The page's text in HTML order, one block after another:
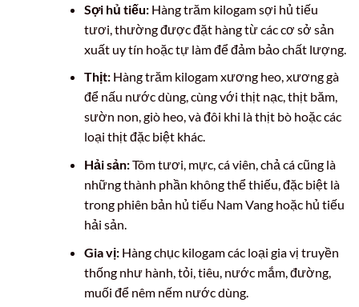
Sợi hủ tiếu:Hàng trăm kilogam sợi hủ tiếu
tươi, thường được đặt hàng từ các cơ sở sản
xuất uy tín hoặc tự làm để đảm bảo chất lượng.
Thịt:Hàng trăm kilogam xương heo, xương gà
để nấu nước dùng, cùng với thịt nạc, thịt băm,
sườn non, giò heo, và đôi khi là thịt bò hoặc các
loại thịt đặc biệt khác.
Hải sản:Tôm tươi, mực, cá viên, chả cá cũng là
những thành phần không thể thiếu, đặc biệt là
trong phiên bản hủ tiếu Nam Vang hoặc hủ tiếu
hải sản.
Gia vị:Hàng chục kilogam các loại gia vị truyền
thống như hành, tỏi, tiêu, nước mắm, đường,
muối để nêm nếm nước dùng.